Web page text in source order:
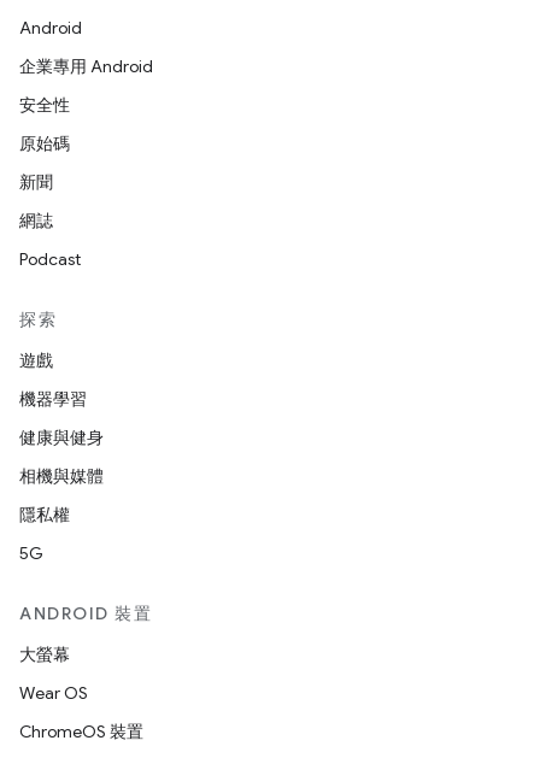
Android
企業專用 Android
安全性
原始碼
新聞
網誌
Podcast
探索
遊戲
機器學習
健康與健身
相機與媒體
隱私權
5G
ANDROID 裝置
大螢幕
Wear OS
ChromeOS 裝置